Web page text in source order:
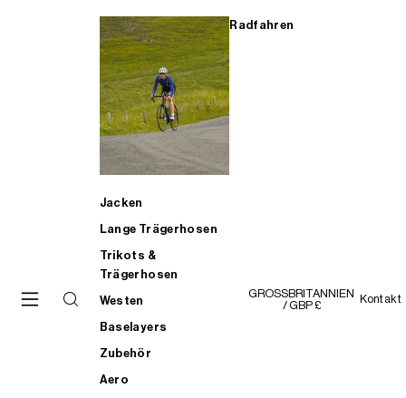
Radfahren
Jacken
Lange Trägerhosen
Trikots &
Trägerhosen
Westen
Baselayers
Zubehör
Aero
GROSSBRITANNIEN
/ GBP £
Kontakt